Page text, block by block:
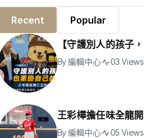
Recent Popular
【守護別人的孩子，
By編輯中心 03 Views
王彩樺擔任味全龍開
By編輯中心 05 Views